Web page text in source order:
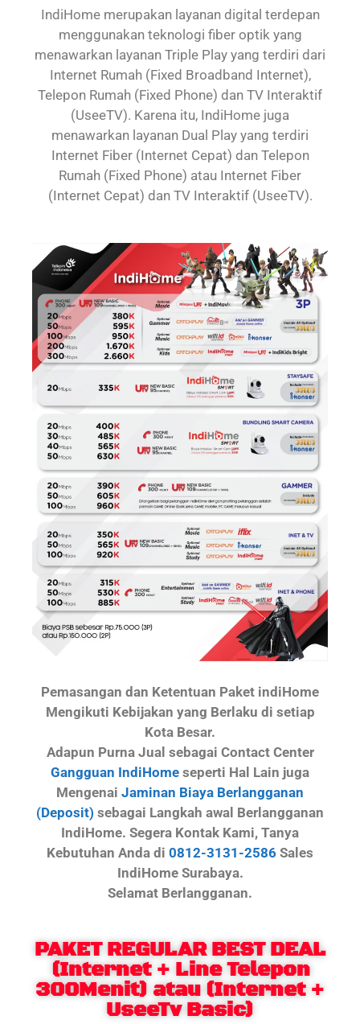
IndiHome merupakan layanan digital terdepan
menggunakan teknologi fiber optik yang
menawarkan layanan Triple Play yang terdiri dari
Internet Rumah (Fixed Broadband Internet),
Telepon Rumah (Fixed Phone) dan TV Interaktif
(UseeTV). Karena itu, IndiHome juga
menawarkan layanan Dual Play yang terdiri
Internet Fiber (Internet Cepat) dan Telepon
Rumah (Fixed Phone) atau Internet Fiber
(Internet Cepat) dan TV Interaktif (UseeTV).
Pemasangan dan Ketentuan Paket indiHome
Mengikuti Kebijakan yang Berlaku di setiap
Kota Besar.
Adapun Purna Jual sebagai Contact Center
Gangguan IndiHome seperti Hal Lain juga
Mengenai Jaminan Biaya Berlangganan
(Deposit) sebagai Langkah awal Berlangganan
IndiHome. Segera Kontak Kami, Tanya
Kebutuhan Anda di 0812-3131-2586 Sales
IndiHome Surabaya.
Selamat Berlangganan.
PAKET REGULAR BEST DEAL
(Internet + Line Telepon
300Menit) atau (Internet +
UseeTv Basic)